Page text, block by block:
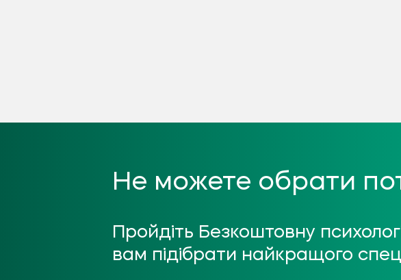
Не можете обрати
Пройдіть Безкоштовну
вам підібрати найкращого